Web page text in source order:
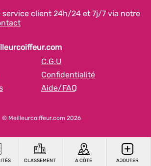
CLASSEMENT A CÔTÉ AJOUTER
service client 24h/24 et 7j/7 via notre
C.G.U
Confidentialité
Aide/FAQ
© Meilleurcoiffeur.com 2026